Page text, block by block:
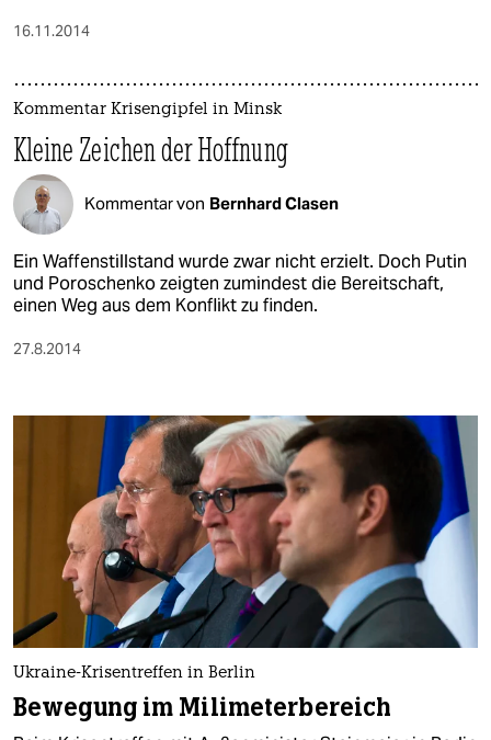
16.11.2014
Kommentar Krisengipfel in Minsk
Kleine Zeichen der Hoffnung
Kommentar von Bernhard Clasen
Ein Waffenstillstand wurde zwar nicht erzielt. Doch Putin
und Poroschenko zeigten zumindest die Bereitschaft,
einen Weg aus dem Konflikt zu finden.
27.8.2014
Ukraine-Krisentreffen in Berlin
Bewegung im Milimeterbereich